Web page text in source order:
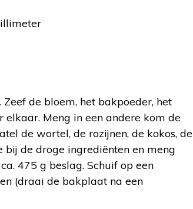
de bloem, het bakpoeder, het
elkaar. Meng in een andere kom de
de wortel, de rozijnen, de kokos, de
bij de droge ingrediënten en meng
475 g beslag. Schuif op een
(draai de bakplaat na een